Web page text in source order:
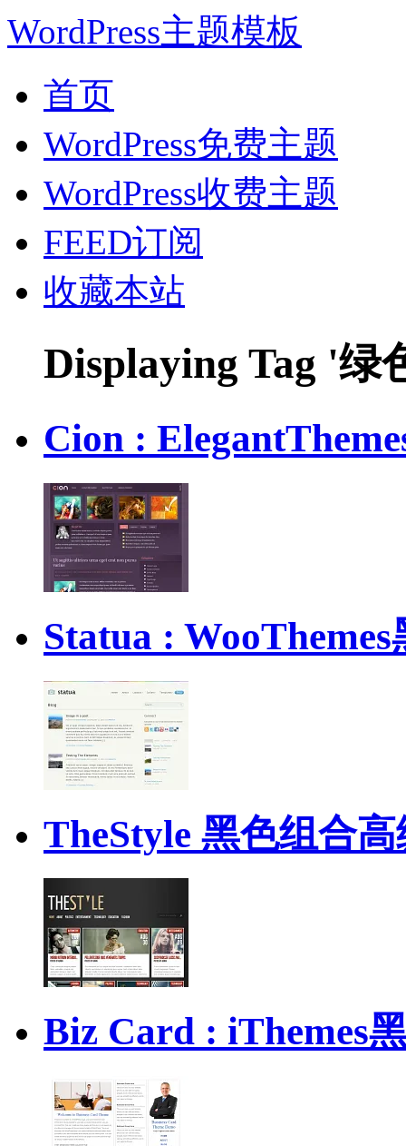
WordPress主题模板
首页
WordPress免费主题
WordPress收费主题
FEED订阅
收藏本站
Displaying Tag '绿
Cion :
Statua :
TheStyle 黑色组合
Biz Card : iThemes